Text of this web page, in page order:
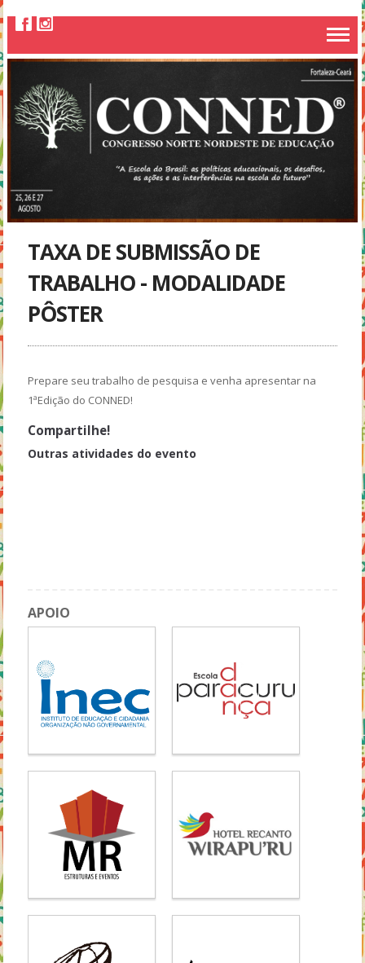
TAXA DE SUBMISSÃO DE
TRABALHO - MODALIDADE
PÔSTER
Prepare seu trabalho de pesquisa e venha apresentar na
1ªEdição do CONNED!
Compartilhe!
Outras atividades do evento
APOIO